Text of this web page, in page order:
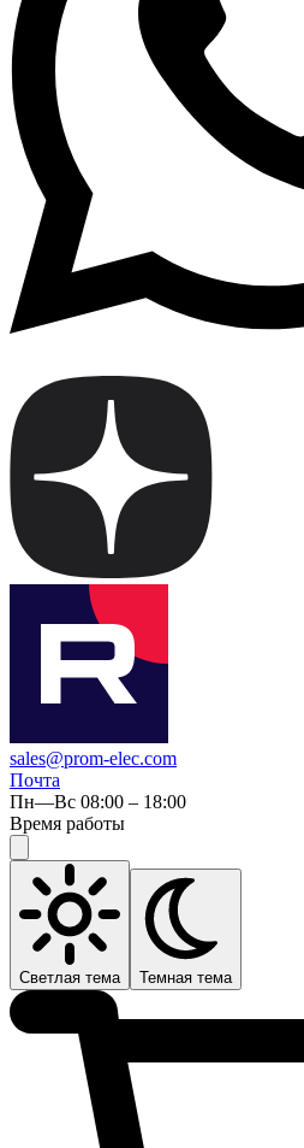
sales@prom-elec.com
Почта
Пн—Вс 08:00 – 18:00
Время работы
Светлая тема Темная тема